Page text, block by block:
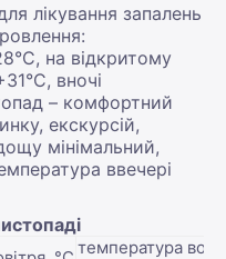
лікування запалень
на відкритому
вночі
– комфортний
екскурсій,
мінімальний,
ввечері
температура води